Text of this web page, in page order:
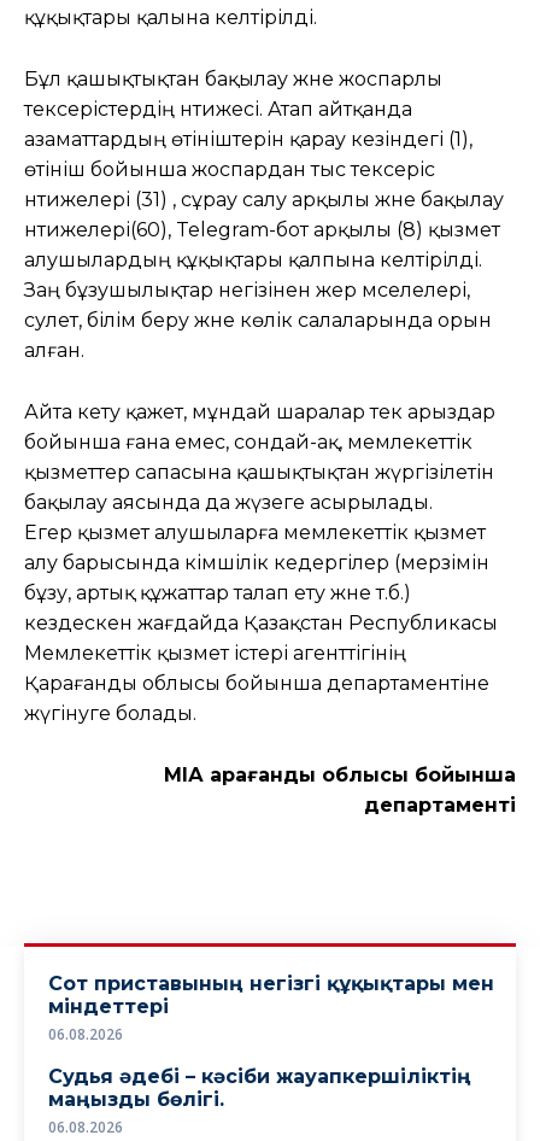
құқықтары қалына келтірілді.
Бұл қашықтықтан бақылау және жоспарлы
тексерістердің нәтижесі. Атап айтқанда
азаматтардың өтініштерін қарау кезіндегі (1),
өтініш бойынша жоспардан тыс тексеріс
нәтижелері (31) , сұрау салу арқылы және бақылау
нәтижелері(60), Telegram-бот арқылы (8) қызмет
алушылардың құқықтары қалпына келтірілді.
Заң бұзушылықтар негізінен жер мәселелері,
сәулет, білім беру және көлік салаларында орын
алған.
Айта кету қажет, мұндай шаралар тек арыздар
бойынша ғана емес, сондай-ақ, мемлекеттік
қызметтер сапасына қашықтықтан жүргізілетін
бақылау аясында да жүзеге асырылады.
Егер қызмет алушыларға мемлекеттік қызмет
алу барысында әкімшілік кедергілер (мерзімін
бұзу, артық құжаттар талап ету және т.б.)
кездескен жағдайда Қазақстан Республикасы
Мемлекеттік қызмет істері агенттігінің
Қарағанды облысы бойынша департаментіне
жүгінуге болады.
МҚІА Қарағанды облысы бойынша
департаменті
Сот приставының негізгі құқықтары мен
міндеттері
06.08.2026
Судья әдебі – кәсіби жауапкершіліктің
маңызды бөлігі.
06.08.2026